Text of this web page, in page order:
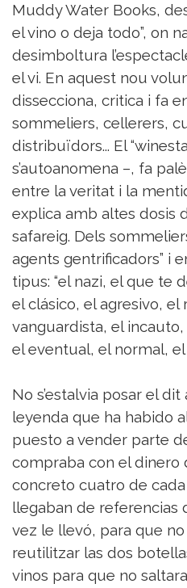
Muddy Water Books,
el vino o deja todo”, on
desimboltura
el vi. En aquest nou
dissecciona, critica i fa
sommeliers, cellerers,
distribuïdors... El
s’autoanomena –, fa
entre la veritat i la
explica amb altes dosis
safareig. Dels
agents gentrificadors” i
tipus: “el nazi, el que te
el clásico, el agresivo,
vanguardista, el
el eventual, el normal, el
No s’estalvia posar el dit
leyenda que ha habido
puesto a vender parte
compraba con el dinero
concreto cuatro de
llegaban de referencias
vez le llevó, para que
reutilitzar las dos
vinos para que no